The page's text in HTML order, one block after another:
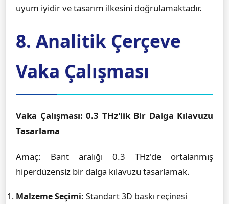
uyum iyidir ve tasarım ilkesini doğrulamaktadır.
8. Analitik Çerçeve
Vaka Çalışması
Vaka Çalışması: 0.3 THz'lik Bir Dalga Kılavuzu
Tasarlama
Amaç: Bant aralığı 0.3 THz'de ortalanmış
hiperdüzensiz bir dalga kılavuzu tasarlamak.
Malzeme Seçimi: Standart 3D baskı reçinesi